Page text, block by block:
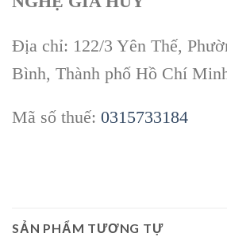
Địa chỉ: 122/3 Yên Thế,
Bình, Thành phố Hồ Chí
Mã số thuế: 0315733184
SẢN PHẨM TƯƠNG TỰ